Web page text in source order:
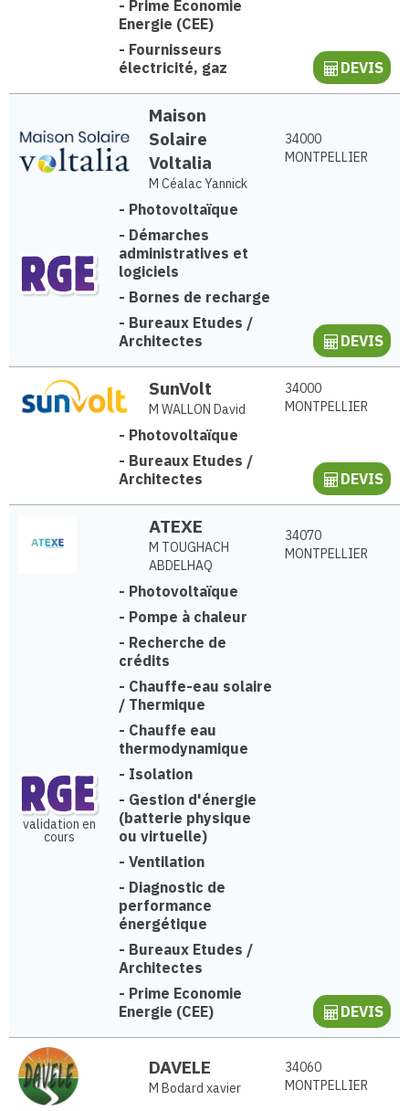
- Prime Economie
Energie (CEE)
- Fournisseurs
électricité, gaz
DEVIS
Maison
Solaire
Voltalia
M Céalac Yannick
34000
MONTPELLIER
- Photovoltaïque
- Démarches
administratives et
logiciels
- Bornes de recharge
- Bureaux Etudes /
Architectes
DEVIS
SunVolt
M WALLON David
34000
MONTPELLIER
- Photovoltaïque
- Bureaux Etudes /
Architectes
DEVIS
ATEXE
M TOUGHACH
ABDELHAQ
34070
MONTPELLIER
validation en
cours
- Photovoltaïque
- Pompe à chaleur
- Recherche de
crédits
- Chauffe-eau solaire
/ Thermique
- Chauffe eau
thermodynamique
- Isolation
- Gestion d'énergie
(batterie physique
ou virtuelle)
- Ventilation
- Diagnostic de
performance
énergétique
- Bureaux Etudes /
Architectes
- Prime Economie
Energie (CEE)
DEVIS
DAVELE
M Bodard xavier
34060
MONTPELLIER